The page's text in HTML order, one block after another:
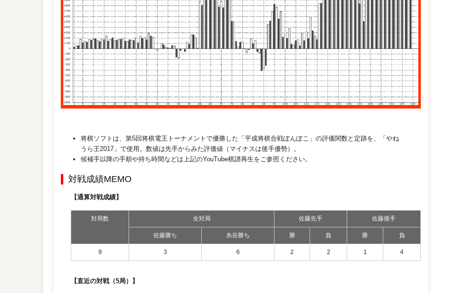
将棋ソフトは、第5回将棋電王トーナメントで優勝した「平成将棋合戦ぽんぽこ」の評価関数と定跡を、「やね
うら王2017」で使用。数値は先手からみた評価値（マイナスは後手優勢）。
候補手以降の手順や持ち時間などは上記のYouTube棋譜再生をご参照ください。
対戦成績MEMO
【通算対戦成績】
対局数 全対局 佐藤先手 佐藤後手
佐藤勝ち 糸谷勝ち 勝 負 勝 負
9 3 6 2 2 1 4
【直近の対戦（5局）】